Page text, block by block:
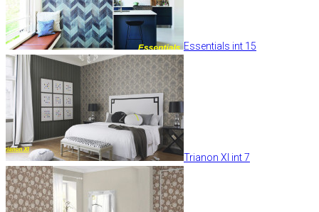
Essentials int 15
Trianon XI int 7